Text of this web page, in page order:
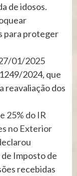
de idosos.
para proteger
01/2025
2024, que
reavaliação dos
25% do IR
no Exterior
Imposto de
recebidas